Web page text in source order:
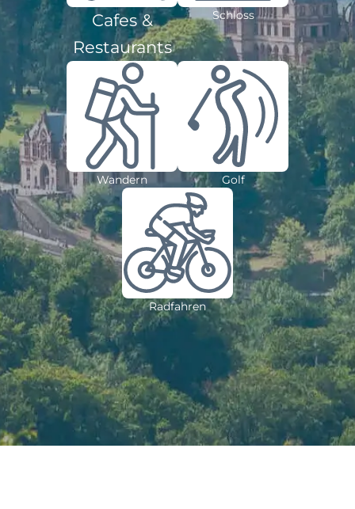
Cafes &
Restaurants
Schloss
Wandern Golf
Radfahren